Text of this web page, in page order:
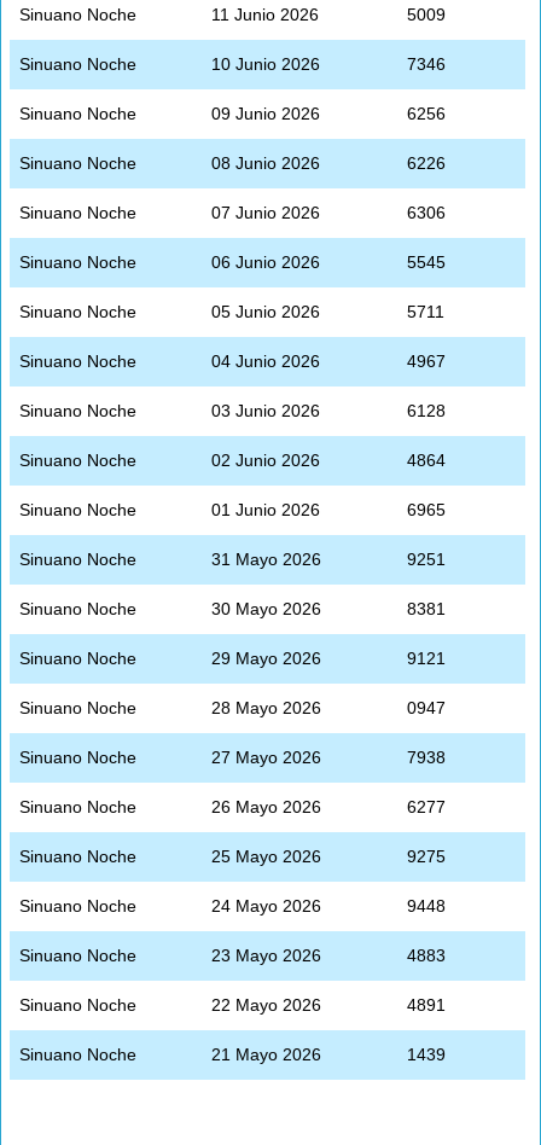
Sinuano Noche 11 Junio 2026 5009
Sinuano Noche 10 Junio 2026 7346
Sinuano Noche 09 Junio 2026 6256
Sinuano Noche 08 Junio 2026 6226
Sinuano Noche 07 Junio 2026 6306
Sinuano Noche 06 Junio 2026 5545
Sinuano Noche 05 Junio 2026 5711
Sinuano Noche 04 Junio 2026 4967
Sinuano Noche 03 Junio 2026 6128
Sinuano Noche 02 Junio 2026 4864
Sinuano Noche 01 Junio 2026 6965
Sinuano Noche 31 Mayo 2026 9251
Sinuano Noche 30 Mayo 2026 8381
Sinuano Noche 29 Mayo 2026 9121
Sinuano Noche 28 Mayo 2026 0947
Sinuano Noche 27 Mayo 2026 7938
Sinuano Noche 26 Mayo 2026 6277
Sinuano Noche 25 Mayo 2026 9275
Sinuano Noche 24 Mayo 2026 9448
Sinuano Noche 23 Mayo 2026 4883
Sinuano Noche 22 Mayo 2026 4891
Sinuano Noche 21 Mayo 2026 1439